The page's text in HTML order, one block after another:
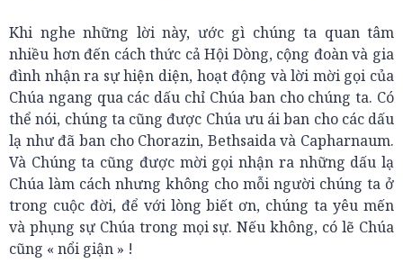
Khi nghe những lời này, ước gì chúng ta quan tâm
nhiều hơn đến cách thức cả Hội Dòng, cộng đoàn và gia
đình nhận ra sự hiện diện, hoạt động và lời mời gọi của
Chúa ngang qua các dấu chỉ Chúa ban cho chúng ta. Có
thể nói, chúng ta cũng được Chúa ưu ái ban cho các dấu
lạ như đã ban cho Chorazin, Bethsaida và Capharnaum.
Và Chúng ta cũng được mời gọi nhận ra những dấu lạ
Chúa làm cách nhưng không cho mỗi người chúng ta ở
trong cuộc đời, để với lòng biết ơn, chúng ta yêu mến
và phụng sự Chúa trong mọi sự. Nếu không, có lẽ Chúa
cũng « nổi giận » !